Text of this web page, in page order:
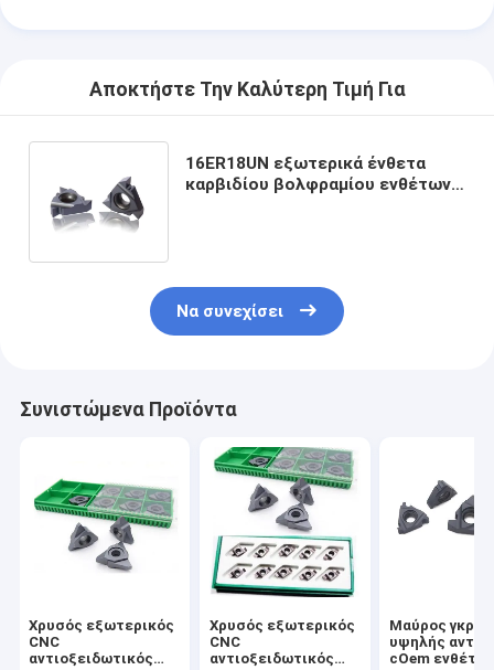
Αποκτήστε Την Καλύτερη Τιμή Για
16ER18UN εξωτερικά ένθετα
καρβιδίου βολφραμίου ενθέτων
Να συνεχίσει
Συνιστώμενα Προϊόντα
Χρυσός εξωτερικός
CNC
αντιοξειδωτικός
Χρυσός εξωτερικός
CNC
αντιοξειδωτικός
Μαύρος
υψηλής
cOem